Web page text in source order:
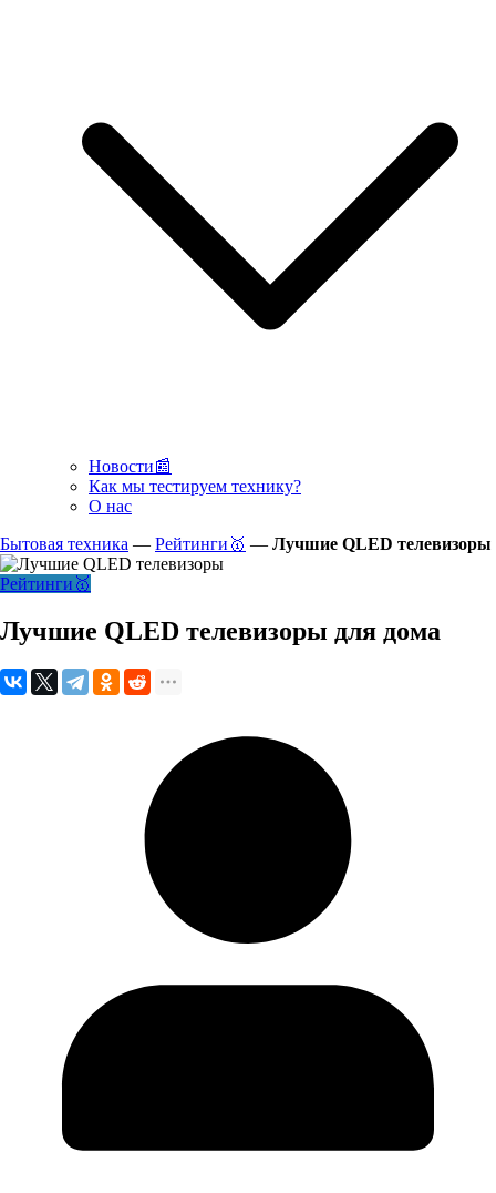
Новости📰
Как мы тестируем технику?
О нас
Бытовая техника — Рейтинги🥇 — Лучшие QLED телевизоры
Рейтинги🥇
Лучшие QLED телевизоры для дома